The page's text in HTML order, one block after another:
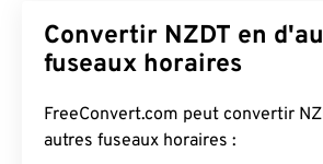
Convertir NZDT en
fuseaux horaires
FreeConvert.com peut convertir
autres fuseaux horaires :